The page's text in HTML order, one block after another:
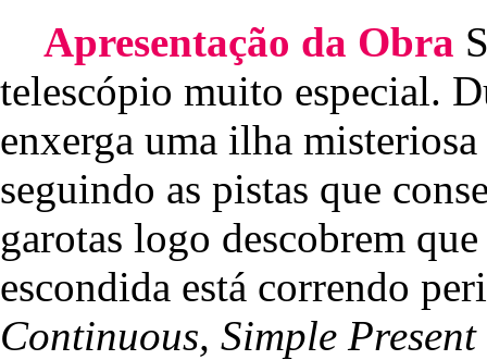
Apresentação da Obra
telescópio muito especial.
enxerga uma ilha
seguindo as pistas que
garotas logo descobrem
escondida está correndo
Continuous, Simple